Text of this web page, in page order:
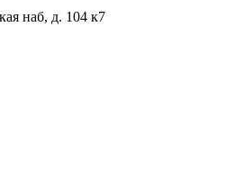
наб, д. 104 к7